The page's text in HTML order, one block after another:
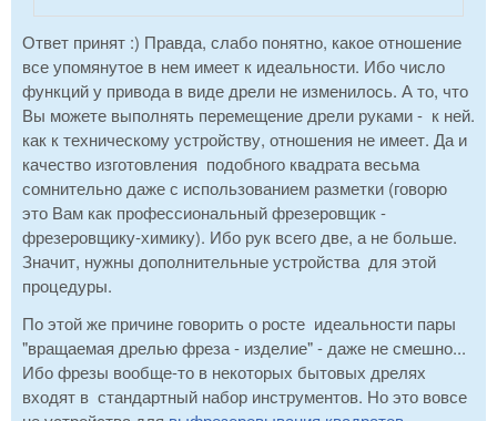
Ответ принят :) Правда, слабо понятно, какое отношение
все упомянутое в нем имеет к идеальности. Ибо число
функций у привода в виде дрели не изменилось. А то, что
Вы можете выполнять перемещение дрели руками - к ней.
как к техническому устройству, отношения не имеет. Да и
качество изготовления подобного квадрата весьма
сомнительно даже с использованием разметки (говорю
это Вам как профессиональный фрезеровщик -
фрезеровщику-химику). Ибо рук всего две, а не больше.
Значит, нужны дополнительные устройства для этой
процедуры.
По этой же причине говорить о росте идеальности пары
"вращаемая дрелью фреза - изделие" - даже не смешно...
Ибо фрезы вообще-то в некоторых бытовых дрелях
входят в стандартный набор инструментов. Но это вовсе